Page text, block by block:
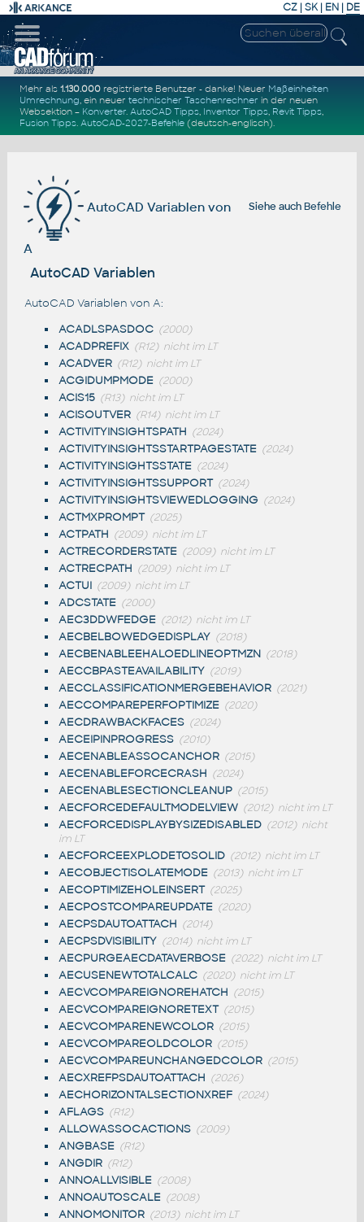
CZ | SK| EN | DE
Mehr als1.130.000 registrierte Benutzer - danke! Neuer Maßeinheiten
Umrechnung, ein neuertechnischer Taschenrechner in der neuen
Websektion – Konverter.AutoCAD Tipps, Inventor Tipps, Revit Tipps,
Fusion Tipps.AutoCAD-2027-Befehle (deutsch-englisch).
Siehe auchBefehle
AutoCAD Variablen von
A
AutoCAD Variablen
AutoCAD Variablen von A:
ACADLSPASDOC (2000)
ACADPREFIX (R12) nicht im LT
ACADVER (R12) nicht im LT
ACGIDUMPMODE (2000)
ACIS15 (R13) nicht im LT
ACISOUTVER (R14) nicht im LT
ACTIVITYINSIGHTSPATH (2024)
ACTIVITYINSIGHTSSTARTPAGESTATE (2024)
ACTIVITYINSIGHTSSTATE (2024)
ACTIVITYINSIGHTSSUPPORT (2024)
ACTIVITYINSIGHTSVIEWEDLOGGING (2024)
ACTMXPROMPT (2025)
ACTPATH (2009) nicht im LT
ACTRECORDERSTATE (2009) nicht im LT
ACTRECPATH (2009) nicht im LT
ACTUI (2009) nicht im LT
ADCSTATE (2000)
AEC3DDWFEDGE (2012) nicht im LT
AECBELBOWEDGEDISPLAY (2018)
AECBENABLEEHALOEDLINEOPTMZN (2018)
AECCBPASTEAVAILABILITY (2019)
AECCLASSIFICATIONMERGEBEHAVIOR (2021)
AECCOMPAREPERFOPTIMIZE (2020)
AECDRAWBACKFACES (2024)
AECEIPINPROGRESS (2010)
AECENABLEASSOCANCHOR (2015)
AECENABLEFORCECRASH (2024)
AECENABLESECTIONCLEANUP (2015)
AECFORCEDEFAULTMODELVIEW (2012) nicht im LT
AECFORCEDISPLAYBYSIZEDISABLED (2012) nicht
im LT
AECFORCEEXPLODETOSOLID (2012) nicht im LT
AECOBJECTISOLATEMODE (2013) nicht im LT
AECOPTIMIZEHOLEINSERT (2025)
AECPOSTCOMPAREUPDATE (2020)
AECPSDAUTOATTACH (2014)
AECPSDVISIBILITY (2014) nicht im LT
AECPURGEAECDATAVERBOSE (2022) nicht im LT
AECUSENEWTOTALCALC (2020) nicht im LT
AECVCOMPAREIGNOREHATCH (2015)
AECVCOMPAREIGNORETEXT (2015)
AECVCOMPARENEWCOLOR (2015)
AECVCOMPAREOLDCOLOR (2015)
AECVCOMPAREUNCHANGEDCOLOR (2015)
AECXREFPSDAUTOATTACH (2026)
AECHORIZONTALSECTIONXREF (2024)
AFLAGS (R12)
ALLOWASSOCACTIONS (2009)
ANGBASE (R12)
ANGDIR (R12)
ANNOALLVISIBLE (2008)
ANNOAUTOSCALE (2008)
ANNOMONITOR (2013) nicht im LT